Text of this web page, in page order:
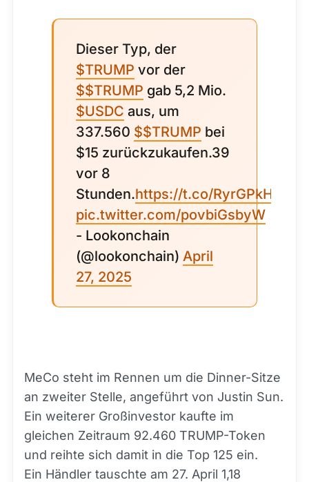
Dieser Typ, der
$TRUMP vor der
$$TRUMP gab 5,2 Mio.
$USDC aus, um
337.560 $$TRUMP bei
$15 zurückzukaufen.39
vor 8
Stunden.https://t.co/RyrGPkHR3c
pic.twitter.com/povbiGsbyW
- Lookonchain
(@lookonchain) April
27, 2025
MeCo steht im Rennen um die Dinner-Sitze
an zweiter Stelle, angeführt von Justin Sun.
Ein weiterer Großinvestor kaufte im
gleichen Zeitraum 92.460 TRUMP-Token
und reihte sich damit in die Top 125 ein.
Ein Händler tauschte am 27. April 1,18